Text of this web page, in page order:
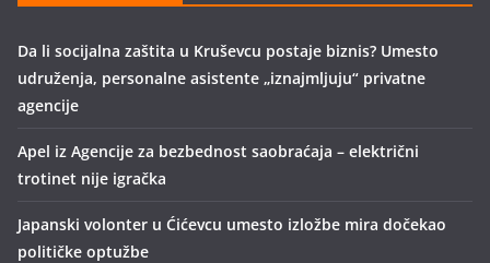
Da li socijalna zaštita u Kruševcu postaje biznis? Umesto
udruženja, personalne asistente „iznajmljuju“ privatne
agencije
Apel iz Agencije za bezbednost saobraćaja – električni
trotinet nije igračka
Japanski volonter u Ćićevcu umesto izložbe mira dočekao
političke optužbe